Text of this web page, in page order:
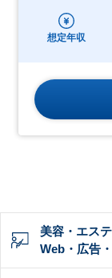
想定年収
美容・エス
Web・広告